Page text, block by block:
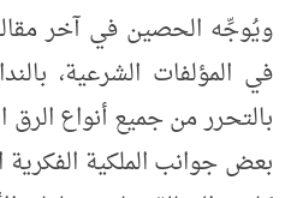
ويُوجِّه الحصين في آخر
في المؤلفات الشرعية،
بالتحرر من جميع أنواع الرق
بعض جوانب الملكية الفكرية